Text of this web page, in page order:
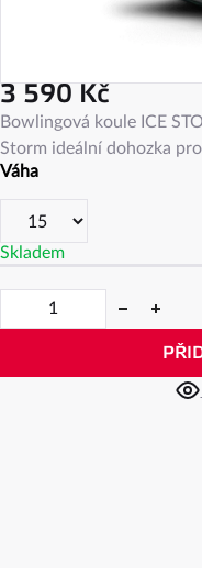
3 590 Kč
Měrná
cena:
Skladem
Váha
Bowlingová koule ICE
Storm ideální dohozka